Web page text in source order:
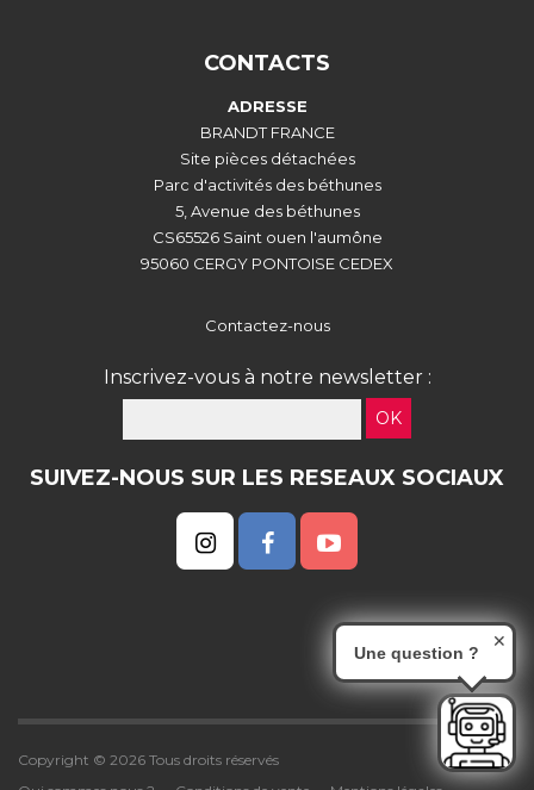
CONTACTS
ADRESSE
BRANDT FRANCE
Site pièces détachées
Parc d'activités des béthunes
5, Avenue des béthunes
CS65526 Saint ouen l'aumône
95060 CERGY PONTOISE CEDEX
Contactez-nous
Inscrivez-vous à notre newsletter :
OK
SUIVEZ-NOUS SUR LES RESEAUX SOCIAUX
Copyright © 2026 Tous droits réservés
Une question ?
✕